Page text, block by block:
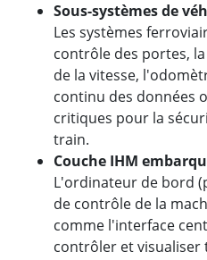
Sous-systèmes de
Les systèmes
contrôle des portes,
de la vitesse,
continu des données
critiques pour la
train.
Couche IHM
L'ordinateur de bord
de contrôle de la
comme l'interface
contrôler et visualiser